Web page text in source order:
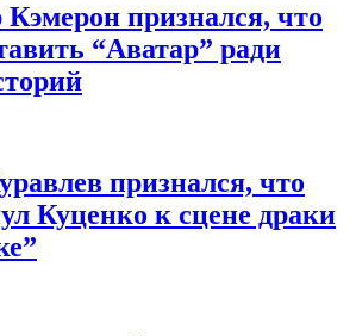
Кэмерон признался, что
“Аватар” ради
признался, что
Куценко к сцене драки